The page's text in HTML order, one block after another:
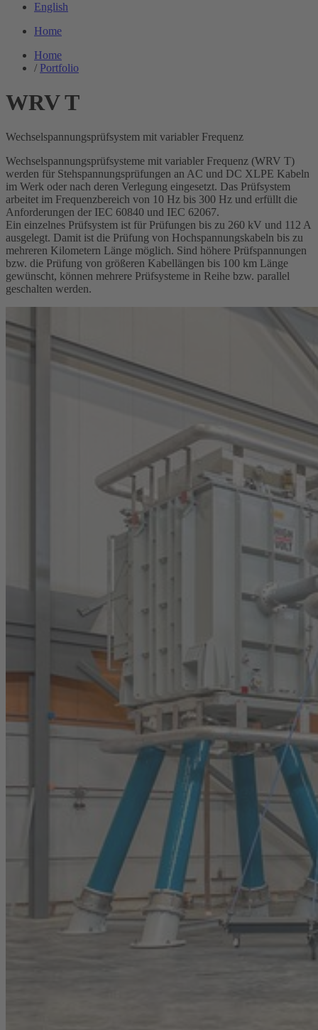
English
Home
Home
/ Portfolio
WRV T
Wechselspannungsprüfsystem mit variabler Frequenz
Wechselspannungsprüfsysteme mit variabler Frequenz (WRV T)
werden für Stehspannungsprüfungen an AC und DC XLPE Kabeln
im Werk oder nach deren Verlegung eingesetzt. Das Prüfsystem
arbeitet im Frequenzbereich von 10 Hz bis 300 Hz und erfüllt die
Anforderungen der IEC 60840 und IEC 62067.
Ein einzelnes Prüfsystem ist für Prüfungen bis zu 260 kV und 112 A
ausgelegt. Damit ist die Prüfung von Hochspannungskabeln bis zu
mehreren Kilometern Länge möglich. Sind höhere Prüfspannungen
bzw. die Prüfung von größeren Kabellängen bis 100 km Länge
gewünscht, können mehrere Prüfsysteme in Reihe bzw. parallel
geschalten werden.